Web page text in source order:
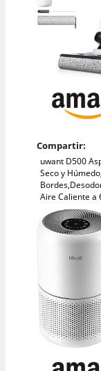
Compartir:
uwant D500
Seco y
Aire Caliente a